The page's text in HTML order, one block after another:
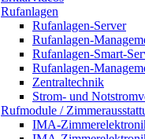
Rufanlagen
Rufanlagen-Server
Rufanlagen-
Rufanlagen-Smart-
Rufanlagen-
Zentraltechnik
Strom- und
Rufmodule /
IMA-